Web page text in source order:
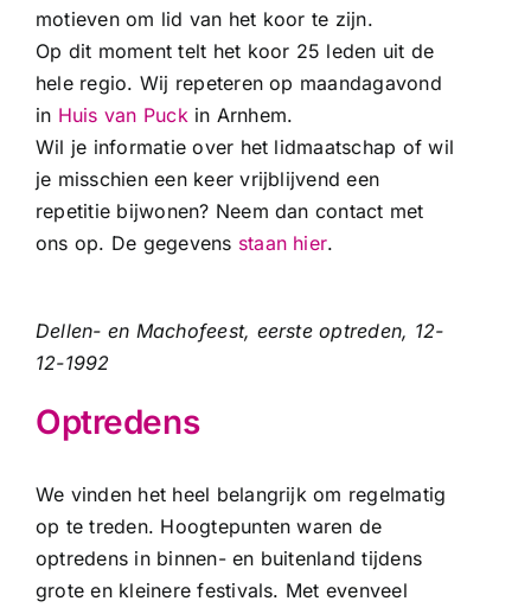
motieven om lid van het koor te zijn.
Op dit moment telt het koor 25 leden uit de
hele regio. Wij repeteren op maandagavond
in Huis van Puck in Arnhem.
Wil je informatie over het lidmaatschap of wil
je misschien een keer vrijblijvend een
repetitie bijwonen? Neem dan contact met
ons op. De gegevens staan hier.
Dellen- en Machofeest, eerste optreden, 12-
12-1992
Optredens
We vinden het heel belangrijk om regelmatig
op te treden. Hoogtepunten waren de
optredens in binnen- en buitenland tijdens
grote en kleinere festivals. Met evenveel